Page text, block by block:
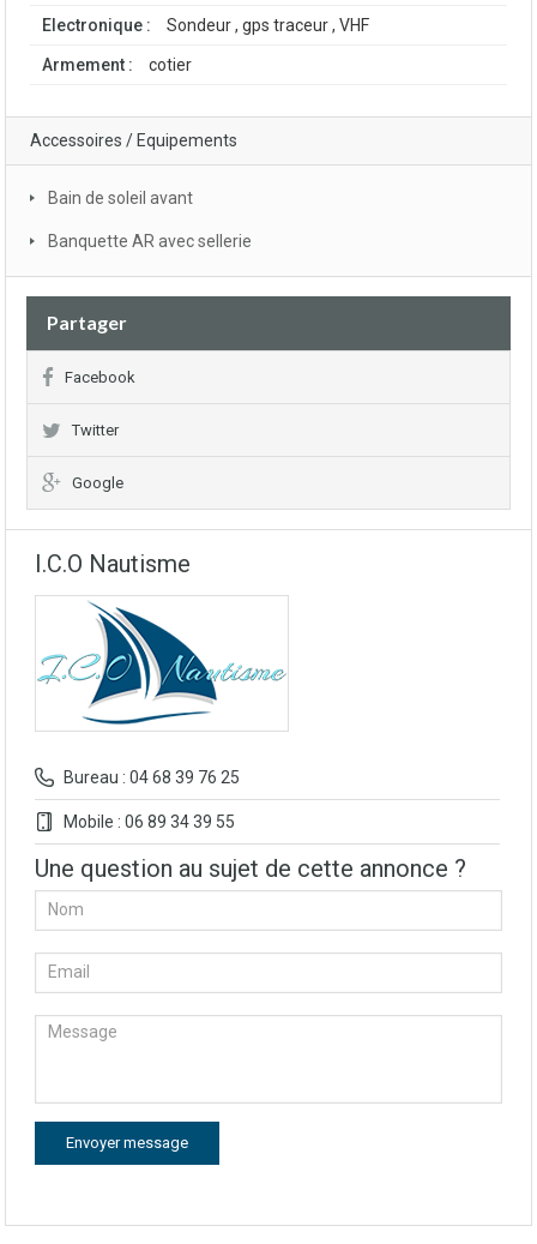
Electronique : Sondeur , gps traceur , VHF
Armement : cotier
Accessoires / Equipements
Bain de soleil avant
Banquette AR avec sellerie
Partager
Facebook
Twitter
Google
I.C.O Nautisme
Bureau : 04 68 39 76 25
Mobile : 06 89 34 39 55
Une question au sujet de cette annonce ?